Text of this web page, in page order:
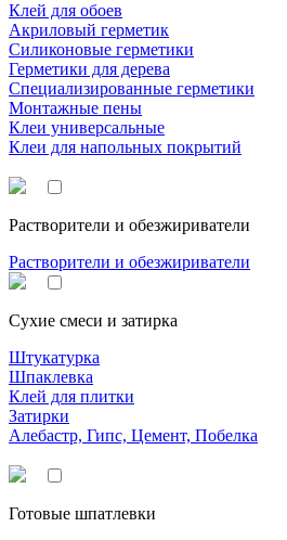
Клей для обоев
Акриловый герметик
Силиконовые герметики
Герметики для дерева
Специализированные герметики
Монтажные пены
Клеи универсальные
Клеи для напольных покрытий
Растворители и обезжириватели
Растворители и обезжириватели
Сухие смеси и затирка
Штукатурка
Шпаклевка
Клей для плитки
Затирки
Алебастр, Гипс, Цемент, Побелка
Готовые шпатлевки